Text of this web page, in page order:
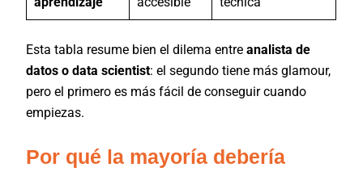
Esta tabla resume bien el dilema entreanalista de
datos o data scientist: el segundo tiene más glamour,
pero el primero es más fácil de conseguir cuando
empiezas.
Por qué la mayoría debería